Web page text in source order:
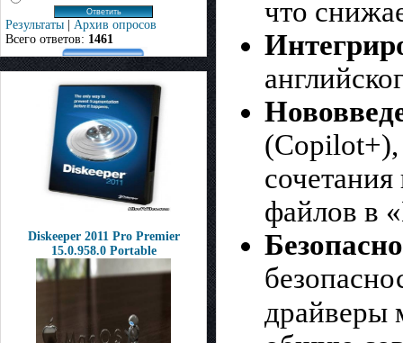
Результаты | Архив опросов
Всего ответов: 1461
Diskeeper 2011 Pro Premier
15.0.958.0 Portable
что
(Copilot+),
файлов в
драйверы